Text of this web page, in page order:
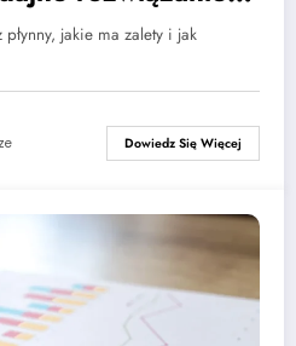
budowlanych
płynny, jakie ma zalety i jak
Dowiedz Się Więcej